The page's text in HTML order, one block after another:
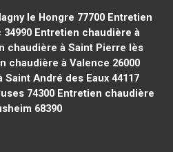
le Hongre 77700 Entretien
Entretien chaudière à
chaudière à Saint Pierre lès
chaudière à Valence 26000
André des Eaux 44117
74300Entretien chaudière
68390